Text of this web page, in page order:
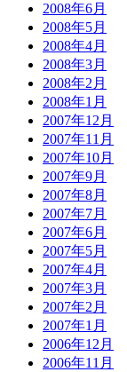
2008年6月
2008年5月
2008年4月
2008年3月
2008年2月
2008年1月
2007年12月
2007年11月
2007年10月
2007年9月
2007年8月
2007年7月
2007年6月
2007年5月
2007年4月
2007年3月
2007年2月
2007年1月
2006年12月
2006年11月